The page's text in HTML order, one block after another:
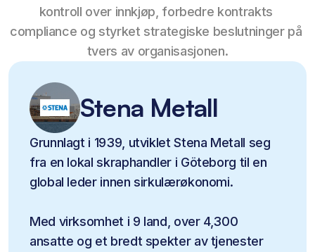
kontroll over innkjøp, forbedre kontrakts
compliance og styrket strategiske beslutninger på
tvers av organisasjonen.
Stena Metall
Grunnlagt i 1939, utviklet Stena Metall seg
fra en lokal skraphandler i Göteborg til en
global leder innen sirkulærøkonomi.
Med virksomhet i 9 land, over 4,300
ansatte og et bredt spekter av tjenester